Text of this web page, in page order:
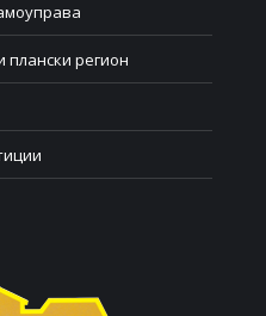
плански регион